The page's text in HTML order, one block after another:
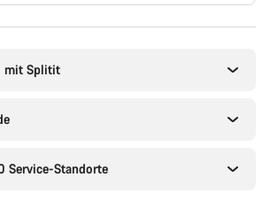
mit Splitit
Service-Standorte